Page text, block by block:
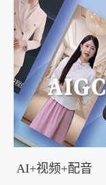
AI+视频+配音